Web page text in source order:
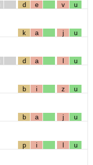
d e v u
k a j u
d a l u
b i z u
b a j u
p i l u